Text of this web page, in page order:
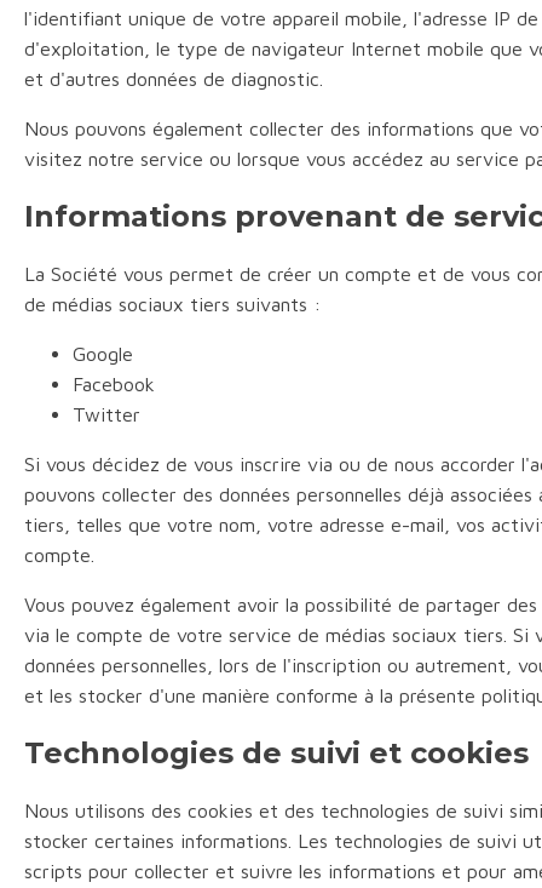
l'identifiant unique de votre appareil mobile, l'adresse IP
d'exploitation, le type de navigateur Internet mobile que
et d'autres données de diagnostic.
Nous pouvons également collecter des informations que
visitez notre service ou lorsque vous accédez au service
Informations provenant de
La Société vous permet de créer un compte et de vous
de médias sociaux tiers suivants :
Google
Facebook
Twitter
Si vous décidez de vous inscrire via ou de nous accorder
pouvons collecter des données personnelles déjà
tiers, telles que votre nom, votre adresse e-mail, vos
compte.
Vous pouvez également avoir la possibilité de partager
via le compte de votre service de médias sociaux tiers. Si
données personnelles, lors de l'inscription ou autrement,
et les stocker d'une manière conforme à la présente
Technologies de suivi et cookies
Nous utilisons des cookies et des technologies de suivi
stocker certaines informations. Les technologies de suivi
scripts pour collecter et suivre les informations et pour